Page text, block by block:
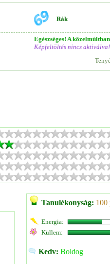
Rák
Egészséges! A
Képfeltöltés nincs aktiválva!
Tanulékonyság: 100
Energia:
Küllem:
Kedv: Boldog